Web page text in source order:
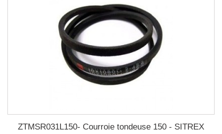
ZTMSR031L150- Courroie tondeuse 150 - SITREX